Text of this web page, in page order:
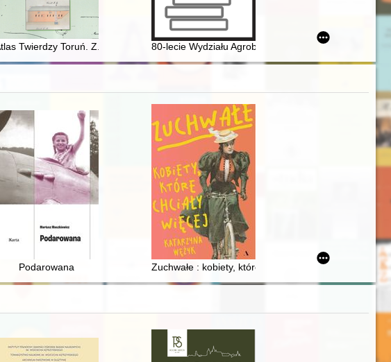
sportowych w okresie transformacji ustrojowej w Polsce
Twierdzy Toruń. Z. 15, 80-lecie Wydziału Agrobioinżynierii Uniwersytetu
i Wiednia w okresie międzywojennym
pw. Wszystkich Świętych - więźniowie niemieckich obozów koncentracyjnych
Podarowana Zuchwałe : kobiety, które chciały więcej